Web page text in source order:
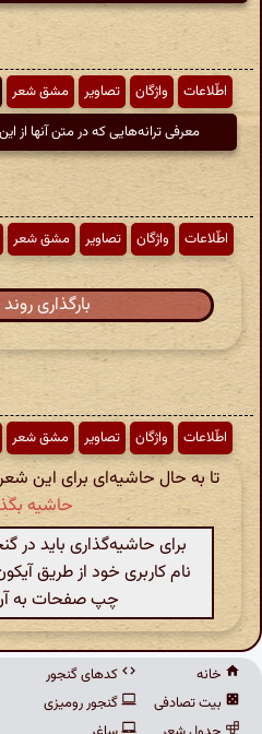
اطّلاعات واژگان تصاویر مشق شعر
معرفی ترانه‌هایی که در متن آنها
اطّلاعات واژگان تصاویر مشق شعر
بارگذاری
اطّلاعات واژگان تصاویر مشق شعر
تا به حال حاشیه‌ای برای این
حاشیه
برای حاشیه‌گذاری باید در
نام کاربری خود از طریق
چپ صفحات به
خانه
بیت تصادفی
کدهای گنجور
گنجور رومیزی